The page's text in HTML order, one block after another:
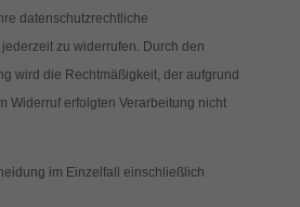
datenschutzrechtliche
zu widerrufen. Durch den
wird die Rechtmäßigkeit, der aufgrund
Widerruf erfolgten Verarbeitung nicht
im Einzelfall einschließlich